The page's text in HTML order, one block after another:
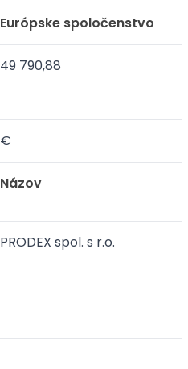
Európske spoločenstvo
49 790,88
€
Názov
PRODEX spol. s r.o.